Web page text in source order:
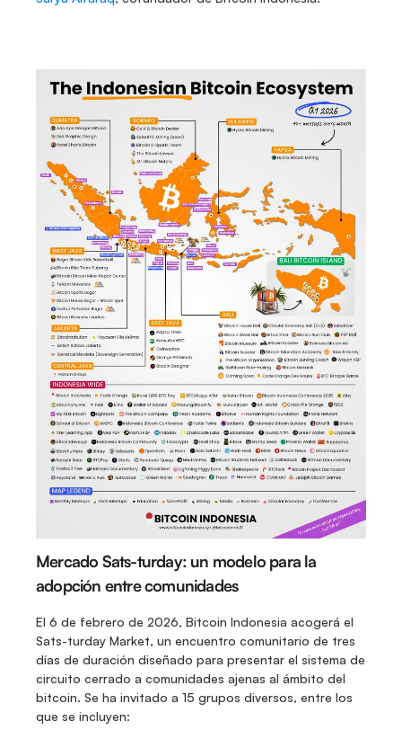
Mercado Sats-turday: un modelo para la
adopción entre comunidades
El 6 de febrero de 2026, Bitcoin Indonesia acogerá el
Sats-turday Market, un encuentro comunitario de tres
días de duración diseñado para presentar el sistema de
circuito cerrado a comunidades ajenas al ámbito del
bitcoin. Se ha invitado a 15 grupos diversos, entre los
que se incluyen: